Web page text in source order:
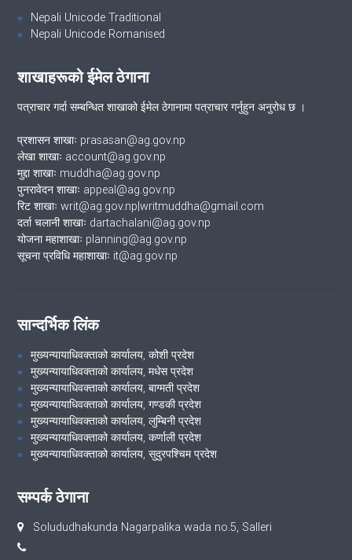
Nepali Unicode Traditional
Nepali Unicode Romanised
शाखाहरूको ईमेल ठेगाना
पत्राचार गर्दा सम्बन्धित शाखाको ईमेल ठेगानामा पत्राचार गर्नुहुन अनुरोध छ ।
प्रशासन शाखाः prasasan@ag.gov.np
लेखा शाखाः account@ag.gov.np
मुद्दा शाखाः muddha@ag.gov.np
पुनरावेदन शाखाः appeal@ag.gov.np
रिट शाखाः writ@ag.gov.np|writmuddha@gmail.com
दर्ता चलानी शाखाः dartachalani@ag.gov.np
योजना महाशाखाः planning@ag.gov.np
सूचना प्रविधि महाशाखाः it@ag.gov.np
सान्दर्भिक लिंक
मुख्यन्यायाधिवक्ताको कार्यालय, कोशी प्रदेश
मुख्यन्यायाधिवक्ताको कार्यालय, मधेस प्रदेश
मुख्यन्यायाधिवक्ताको कार्यालय, बाग्मती प्रदेश
मुख्यन्यायाधिवक्ताको कार्यालय, गण्डकी प्रदेश
मुख्यन्यायाधिवक्ताको कार्यालय, लुम्बिनी प्रदेश
मुख्यन्यायाधिवक्ताको कार्यालय, कर्णाली प्रदेश
मुख्यन्यायाधिवक्ताको कार्यालय, सुदुरपश्चिम प्रदेश
सम्पर्क ठेगाना
Solududhakunda Nagarpalika wada no.5, Salleri